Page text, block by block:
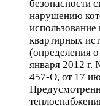
безопасности
нарушению
квартирных
(определения
января 2012
457-О, от 17